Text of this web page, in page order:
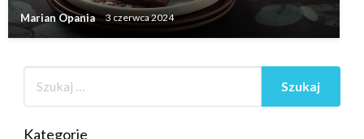
Marian Opania 3 czerwca 2024
Kategorie